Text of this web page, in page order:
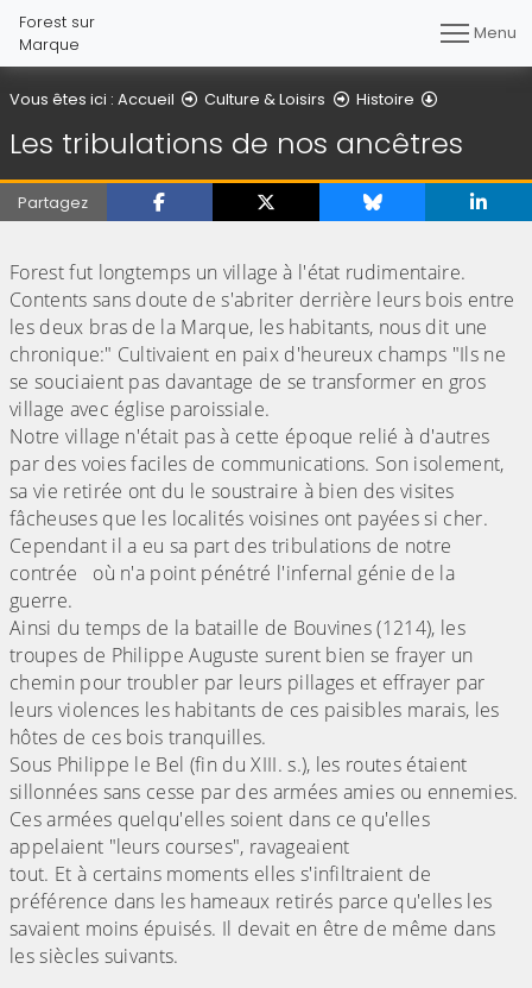
Forest sur
Marque
Menu
Vous êtes ici : Accueil Culture & Loisirs Histoire
Les tribulations de nos ancêtres
Partagez
Forest fut longtemps un village à l'état rudimentaire.
Contents sans doute de s'abriter derrière leurs bois entre
les deux bras de la Marque, les habitants, nous dit une
chronique:" Cultivaient en paix d'heureux champs "Ils ne
se souciaient pas davantage de se transformer en gros
village avec église paroissiale.
Notre village n'était pas à cette époque relié à d'autres
par des voies faciles de communications. Son isolement,
sa vie retirée ont du le soustraire à bien des visites
fâcheuses que les localités voisines ont payées si cher.
Cependant il a eu sa part des tribulations de notre
contrée où n'a point pénétré l'infernal génie de la
guerre.
Ainsi du temps de la bataille de Bouvines (1214), les
troupes de Philippe Auguste surent bien se frayer un
chemin pour troubler par leurs pillages et effrayer par
leurs violences les habitants de ces paisibles marais, les
hôtes de ces bois tranquilles.
Sous Philippe le Bel (fin du XIII. s.), les routes étaient
sillonnées sans cesse par des armées amies ou ennemies.
Ces armées quelqu'elles soient dans ce qu'elles
appelaient "leurs courses", ravageaient
tout. Et à certains moments elles s'infiltraient de
préférence dans les hameaux retirés parce qu'elles les
savaient moins épuisés. Il devait en être de même dans
les siècles suivants.